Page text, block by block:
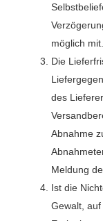
möglich mit.
Die
des
Abnahme
Meldung
Ist die
Gewalt,